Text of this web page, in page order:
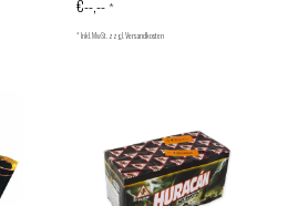
€--,-- *
* Inkl. MwSt. zzgl.Versandkosten